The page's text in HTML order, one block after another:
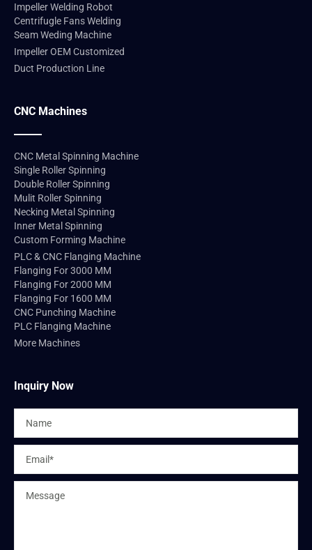
Impeller Welding Robot
Centrifugle Fans Welding
Seam Weding Machine
Impeller OEM Customized
Duct Production Line
CNC Machines
CNC Metal Spinning Machine
Single Roller Spinning
Double Roller Spinning
Mulit Roller Spinning
Necking Metal Spinning
Inner Metal Spinning
Custom Forming Machine
PLC & CNC Flanging Machine
Flanging For 3000 MM
Flanging For 2000 MM
Flanging For 1600 MM
CNC Punching Machine
PLC Flanging Machine
More Machines
Inquiry Now